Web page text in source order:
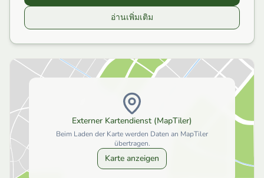
อ่านเพิ่มเติม
Externer Kartendienst (MapTiler)
Beim Laden der Karte werden Daten an MapTiler
übertragen.
Karte anzeigen